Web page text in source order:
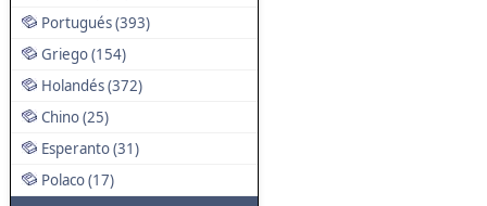
Portugués (393)
Griego (154)
Holandés (372)
Chino (25)
Esperanto (31)
Polaco (17)